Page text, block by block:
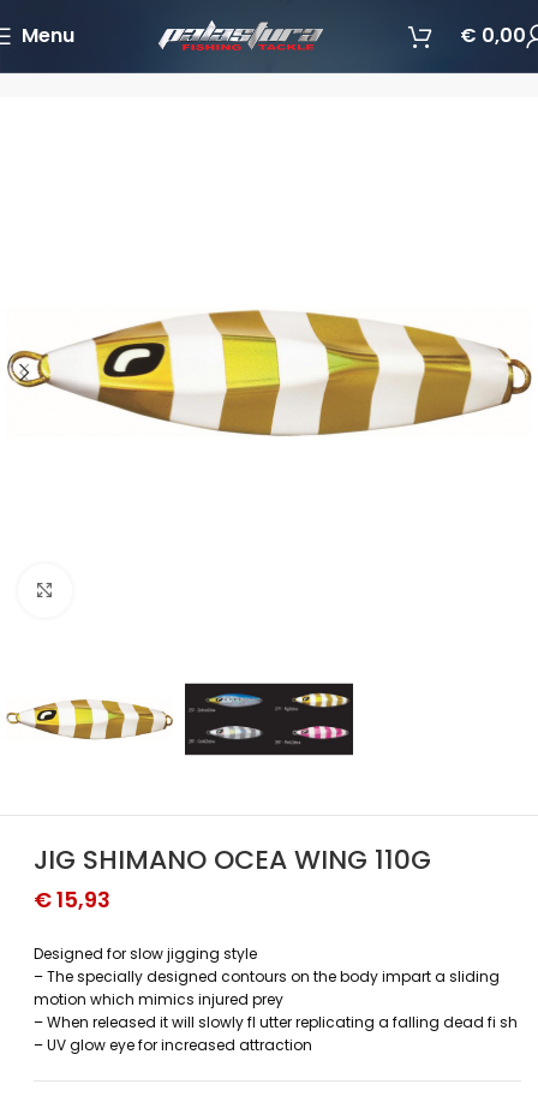
Menu € 0,00
JIG SHIMANO OCEA WING 110G
€15,93
Designed for slow jigging style
– The specially designed contours on the body impart a sliding
motion which mimics injured prey
– When released it will slowly fl utter replicating a falling dead fi sh
– UV glow eye for increased attraction